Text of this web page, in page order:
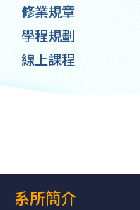
修業規章
學程規劃
線上課程
系所簡介